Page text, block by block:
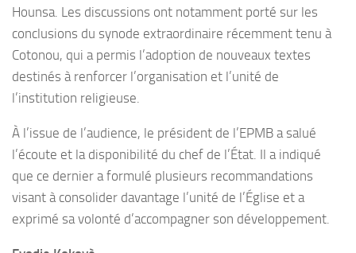
Hounsa. Les discussions ont notamment porté sur les
conclusions du synode extraordinaire récemment tenu à
Cotonou, qui a permis l’adoption de nouveaux textes
destinés à renforcer l’organisation et l’unité de
l’institution religieuse.
À l’issue de l’audience, le président de l’EPMB a salué
l’écoute et la disponibilité du chef de l’État. Il a indiqué
que ce dernier a formulé plusieurs recommandations
visant à consolider davantage l’unité de l’Église et a
exprimé sa volonté d’accompagner son développement.